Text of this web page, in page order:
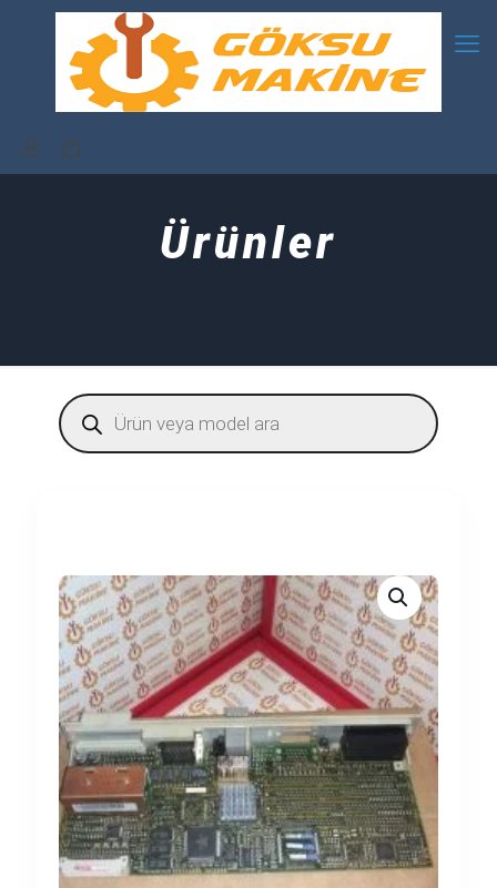
Ürünler
Products
search